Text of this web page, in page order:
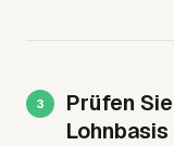
Prüfen
Lohnbasis